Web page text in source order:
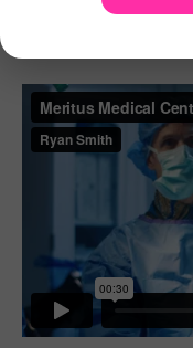
Stet clita kasd